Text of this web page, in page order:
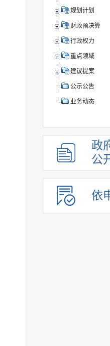
规划计划
财政预决算
行政权力
重点领域
建议提案
公示公告
业务动态
政
公
依